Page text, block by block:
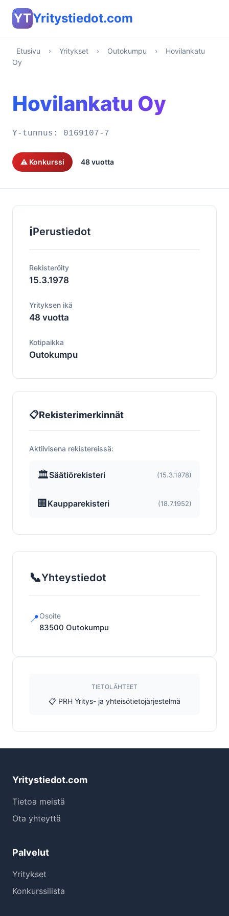
YTYritystiedot.com
Etusivu › Yritykset › Outokumpu ›
Hovilankatu
Oy
Hovilankatu Oy
Y-tunnus: 0169107-7
⚠️ Konkurssi 48 vuotta
ℹ️Perustiedot
Rekisteröity
15.3.1978
Yrityksen ikä
48 vuotta
Kotipaikka
Outokumpu
📋Rekisterimerkinnät
Aktiivisena rekistereissä:
🏛️Säätiörekisteri (15.3.1978)
🏢 Kaupparekisteri (18.7.1952)
📞Yhteystiedot
📍Osoite
83500 Outokumpu
TIETOLÄHTEET
📋 PRH Yritys- ja yhteisötietojärjestelmä
Yritystiedot.com
Tietoa meistä
Ota yhteyttä
Palvelut
Yritykset
Konkurssilista